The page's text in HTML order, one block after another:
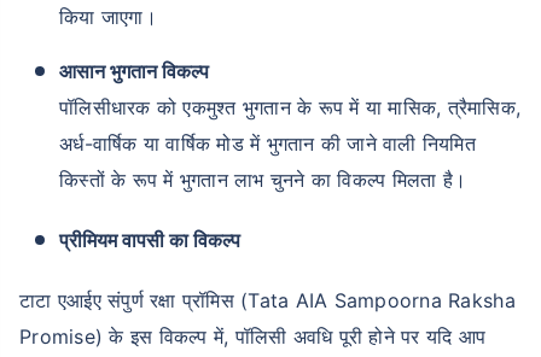
किया जाएगा।
आसान भुगतान विकल्प
पॉलिसीधारक को एकमुश्त भुगतान के रूप में या मासिक, त्रैमासिक,
अर्ध-वार्षिक या वार्षिक मोड में भुगतान की जाने वाली नियमित
किस्तों के रूप में भुगतान लाभ चुनने का विकल्प मिलता है।
प्रीमियम वापसी का विकल्प
टाटा एआईए संपुर्ण रक्षा प्रॉमिस (Tata AIA Sampoorna Raksha
Promise) के इस विकल्प में, पॉलिसी अवधि पूरी होने पर यदि आप
आपके परिवार की सुरक्षा बस एक कदम दूर है
सही प्लान चुनें
*₹434 प्रति माह, 1 करोड़ के टर्म लाइफ इंश्योरेंस की शुरुआती कीमत है — एक गैर-धूम्रपान करने वाले व्यक्ति के लिए, जिसे
कोई पूर्व-मौजूदा बीमारी नहीं है, 36 वर्ष की आयु तक कवर। *₹630 प्रति माह, 1 करोड़ के टर्म लाइफ इंश्योरेंस की शुरुआती
कीमत है — एक गैर-धूम्रपान करने वाले व्यक्ति के लिए, जिसे कोई पूर्व-मौजूदा बीमारी नहीं है, 46 वर्ष की आयु तक कवर।
*₹1,376 प्रति माह, 1 करोड़ के टर्म लाइफ इंश्योरेंस की शुरुआती कीमत है — एक गैर-धूम्रपान करने वाले व्यक्ति के लिए, जिसे